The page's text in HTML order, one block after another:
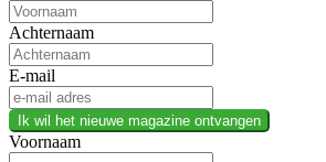
Achternaam
E-mail
Ik wil het nieuwe magazine ontvangen
Voornaam